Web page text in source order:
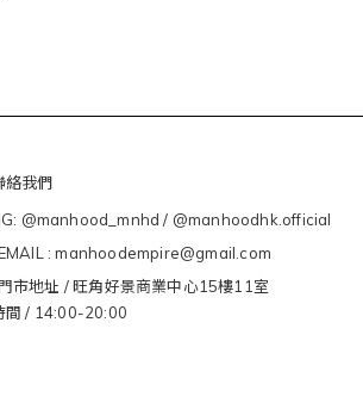
絡我們
@manhood_mnhd / @manhoodhk.official
: manhoodempire@gmail.com
市地址 / 旺角好景商業中心15樓11室
間 / 14:00-20:00